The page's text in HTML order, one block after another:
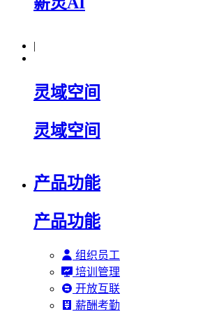
|
灵域空间
灵域空间
产品功能
产品功能
组织员工
培训管理
开放互联
薪酬考勤